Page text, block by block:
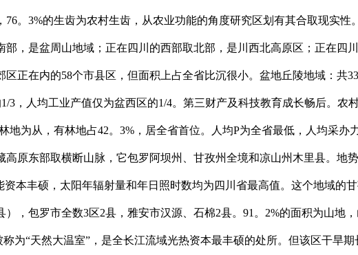
。3%的生齿为农村生齿，从农业功能的角度研究区划有其合取现实
，是盆周山地域；正在四川的西部取北部，是川西北高原区；正在四
正在内的58个市县区，但面积上占全省比沉很小。盆地丘陵地域：共
3，人均工业产值仅为盆西区的1/4。第三财产及科技教育成长畅后。
地为从，有林地占42。3%，居全省首位。人均P为全省最低，人均采
原东部取横断山脉，它包罗阿坝州、甘孜州全境和凉山州木里县。地
本丰硕，太阳年辐射量和年日照时数均为四川省最高值。这个地域的
，包罗市全数3区2县，雅安市汉源、石棉2县。91。2%的面积为山地
为“天然大温室”，是全长江流域光热资本最丰硕的处所。但该区干旱